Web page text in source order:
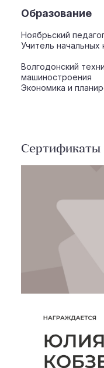
Образование
Ноябрьский
Учитель начальных
Волгодонский
машиностроения
Экономика и
Сертификаты